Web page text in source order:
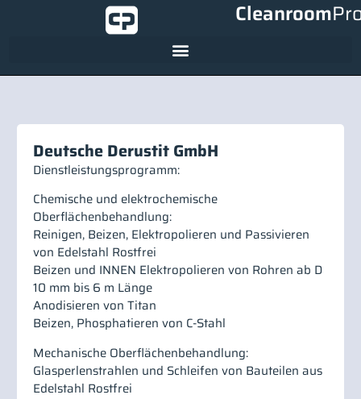
Cleanroom
Deutsche Derustit GmbH
Dienstleistungsprogramm:
Chemische und elektrochemische
Oberflächenbehandlung:
Reinigen, Beizen, Elektropolieren und Passivieren
von Edelstahl Rostfrei
Beizen und INNEN Elektropolieren von Rohren ab D
10 mm bis 6 m Länge
Anodisieren von Titan
Beizen, Phosphatieren von C-Stahl
Mechanische Oberflächenbehandlung:
Glasperlenstrahlen und Schleifen von Bauteilen aus
Edelstahl Rostfrei